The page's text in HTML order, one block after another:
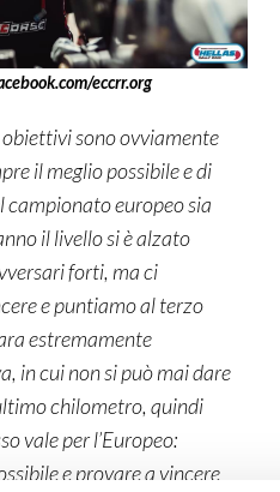
eccrr.org
sono ovviamente
il meglio possibile e di
europeo sia
il livello si è alzato
forti, ma ci
e puntiamo al terzo
estremamente
in cui non si può mai dare
chilometro, quindi
vale per l’Europeo:
e provare a vincere